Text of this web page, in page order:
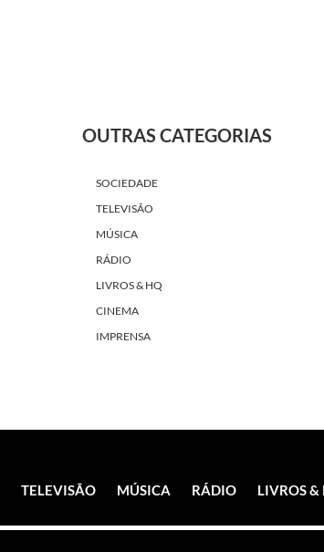
OUTRAS CATEGORIAS
SOCIEDADE
TELEVISÃO
MÚSICA
RÁDIO
LIVROS & HQ
CINEMA
IMPRENSA
TELEVISÃO MÚSICA RÁDIO LIVROS &